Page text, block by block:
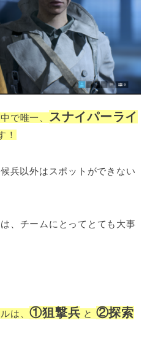
で唯一、 スナイパーライ
！
兵以外はスポットができない
、チームにとってとても大事
は、①狙撃兵 と ②探索